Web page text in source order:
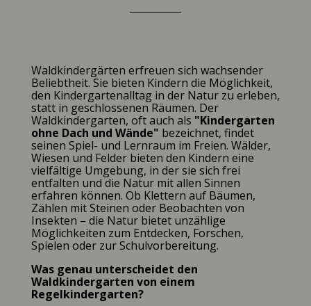
Waldkindergärten erfreuen sich wachsender
Beliebtheit. Sie bieten Kindern die Möglichkeit,
den Kindergartenalltag in der Natur zu erleben,
statt in geschlossenen Räumen. Der
Waldkindergarten, oft auch als "Kindergarten
ohne Dach und Wände" bezeichnet, findet
seinen Spiel- und Lernraum im Freien. Wälder,
Wiesen und Felder bieten den Kindern eine
vielfältige Umgebung, in der sie sich frei
entfalten und die Natur mit allen Sinnen
erfahren können. Ob Klettern auf Bäumen,
Zählen mit Steinen oder Beobachten von
Insekten – die Natur bietet unzählige
Möglichkeiten zum Entdecken, Forschen,
Spielen oder zur Schulvorbereitung.
Was genau unterscheidet den
Waldkindergarten von einem
Regelkindergarten?